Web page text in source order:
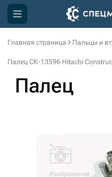
Главная страница Пальцы и
Палец СК-13596 Hitachi
Палец
Компания
Доставка и оплата
3D тур по производству
3D тур по складам